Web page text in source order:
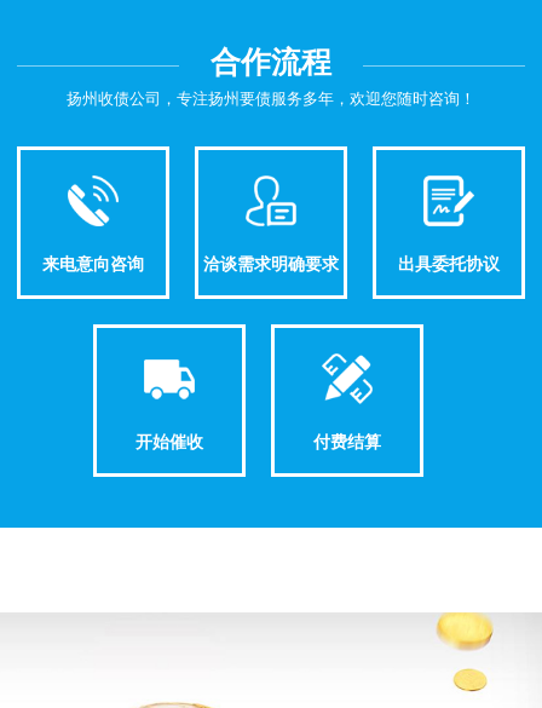
合作流程
扬州收债公司，专注扬州要债服务多年，欢迎您随时咨询！
来电意向咨询 洽谈需求明确要求 出具委托协议
开始催收 付费结算